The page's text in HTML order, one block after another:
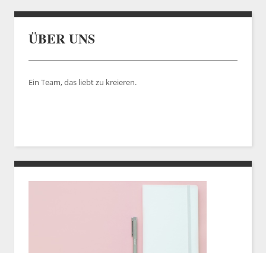
ÜBER UNS
Ein Team, das liebt zu kreieren.